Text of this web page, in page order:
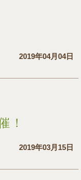
2019年04月04日
！
2019年03月15日